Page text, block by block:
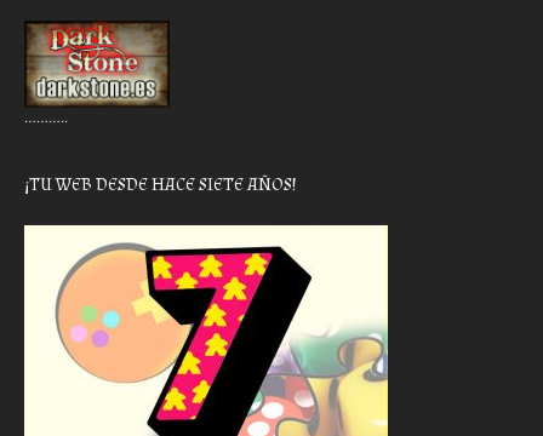
………..
¡TU WEB DESDE HACE SIETE AÑOS!